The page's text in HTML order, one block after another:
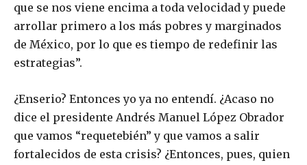
que se nos viene encima a toda velocidad y puede
arrollar primero a los más pobres y marginados
de México, por lo que es tiempo de redefinir las
estrategias”.
¿Enserio? Entonces yo ya no entendí. ¿Acaso no
dice el presidente Andrés Manuel López Obrador
que vamos “requetebién” y que vamos a salir
fortalecidos de esta crisis? ¿Entonces, pues, quien